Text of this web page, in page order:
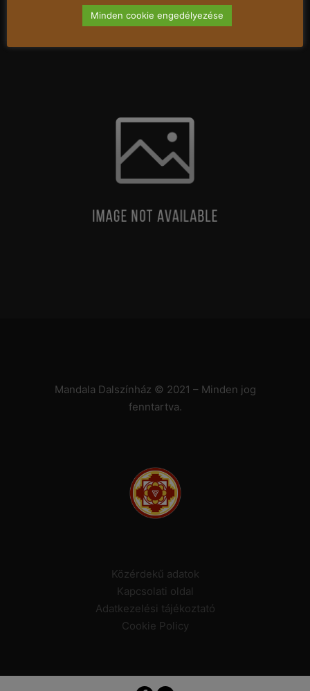
Mandala Dalszínház © 2021 – Minden jog
fenntartva.
Közérdekű adatok
Kapcsolati oldal
Adatkezelési tájékoztató
Cookie Policy
Minden cookie engedélyezése